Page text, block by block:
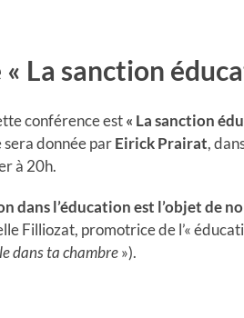
La sanction
conférence est« La sanction
sera donnée parEirick Prairat,
à 20h.
dans l’éducation est l’objet de
Filliozat, promotrice de l’«
dans ta chambre»).